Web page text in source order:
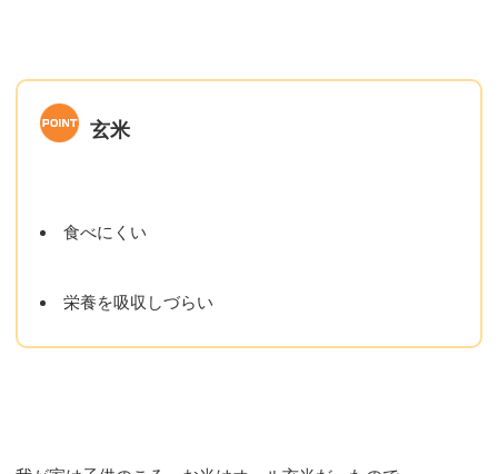
玄米
食べにくい
栄養を吸収しづらい